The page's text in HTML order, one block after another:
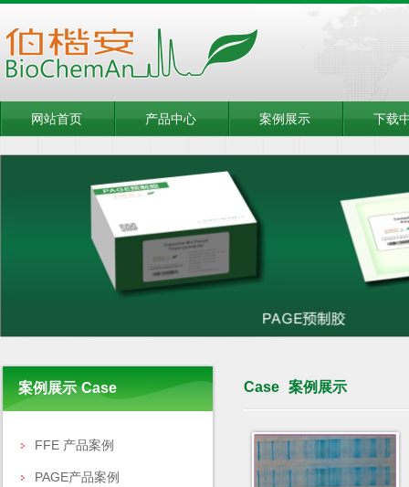
网站首页 产品中心 案例展示 下载
案例展示 Case
FFE 产品案例
PAGE产品案例
Case 案例展示